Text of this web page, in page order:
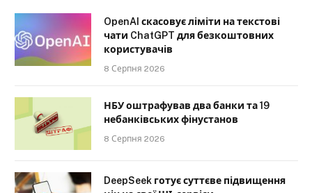
OpenAI скасовує ліміти на текстові
чати ChatGPT для безкоштовних
користувачів
8 Серпня 2026
НБУ оштрафував два банки та 19
небанківських фінустанов
8 Серпня 2026
DeepSeek готує суттєве підвищення